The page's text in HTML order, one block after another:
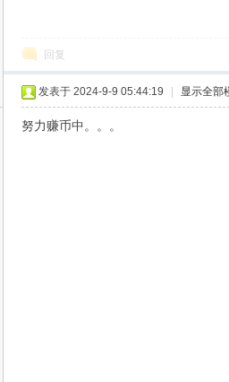
回复
发表于 2024-9-9 05:44:19 显示全部
努力赚币中。。。